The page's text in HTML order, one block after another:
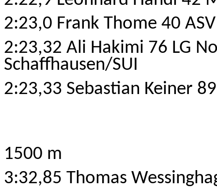
2:23,0 Frank Thome 40
2:23,32 Ali Hakimi 76 LG
Schaffhausen/SUI
2:23,33 Sebastian Keiner
1500 m
3:32,85 Thomas